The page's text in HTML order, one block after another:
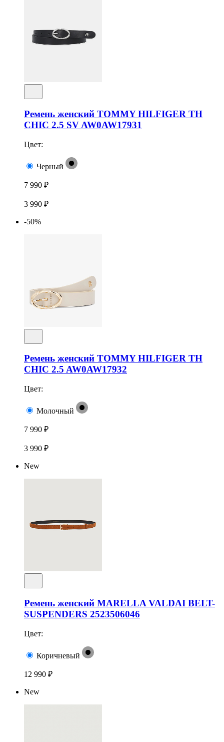
Ремень женский TOMMY HILFIGER TH
CHIC 2.5 SV AW0AW17931
Цвет:
Черный
7 990 ₽
3 990 ₽
-50%
Ремень женский TOMMY HILFIGER TH
CHIC 2.5 AW0AW17932
Цвет:
Молочный
7 990 ₽
3 990 ₽
New
Ремень женский MARELLA VALDAI BELT-
SUSPENDERS 2523506046
Цвет:
Коричневый
12 990 ₽
New